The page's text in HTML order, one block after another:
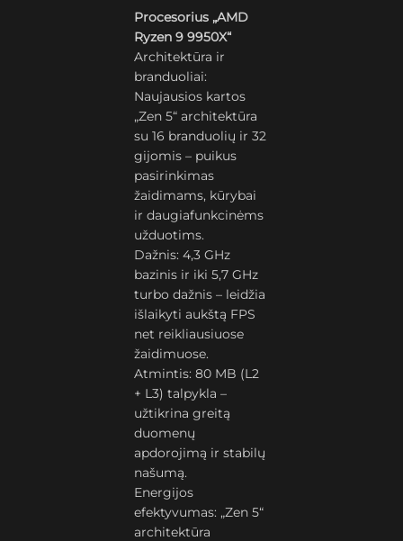
Procesorius „AMD
Ryzen 9 9950X“
Architektūra ir
branduoliai:
Naujausios kartos
„Zen 5“ architektūra
su 16 branduolių ir 32
gijomis – puikus
pasirinkimas
žaidimams, kūrybai
ir daugiafunkcinėms
užduotims.
Dažnis: 4,3 GHz
bazinis ir iki 5,7 GHz
turbo dažnis – leidžia
išlaikyti aukštą FPS
net reikliausiuose
žaidimuose.
Atmintis: 80 MB (L2
+ L3) talpykla –
užtikrina greitą
duomenų
apdorojimą ir stabilų
našumą.
Energijos
efektyvumas: „Zen 5“
architektūra